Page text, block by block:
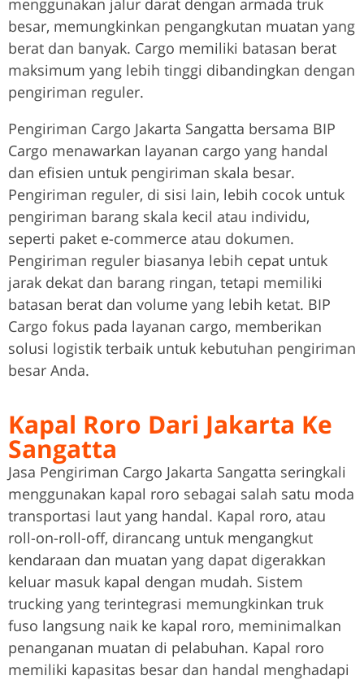
menggunakan jalur darat dengan armada truk
besar, memungkinkan pengangkutan muatan yang
berat dan banyak. Cargo memiliki batasan berat
maksimum yang lebih tinggi dibandingkan dengan
pengiriman reguler.
Pengiriman Cargo Jakarta Sangatta bersama BIP
Cargo menawarkan layanan cargo yang handal
dan efisien untuk pengiriman skala besar.
Pengiriman reguler, di sisi lain, lebih cocok untuk
pengiriman barang skala kecil atau individu,
seperti paket e-commerce atau dokumen.
Pengiriman reguler biasanya lebih cepat untuk
jarak dekat dan barang ringan, tetapi memiliki
batasan berat dan volume yang lebih ketat. BIP
Cargo fokus pada layanan cargo, memberikan
solusi logistik terbaik untuk kebutuhan pengiriman
besar Anda.
Kapal Roro Dari Jakarta Ke
Sangatta
Jasa Pengiriman Cargo Jakarta Sangatta seringkali
menggunakan kapal roro sebagai salah satu moda
transportasi laut yang handal. Kapal roro, atau
roll-on-roll-off, dirancang untuk mengangkut
kendaraan dan muatan yang dapat digerakkan
keluar masuk kapal dengan mudah. Sistem
trucking yang terintegrasi memungkinkan truk
fuso langsung naik ke kapal roro, meminimalkan
penanganan muatan di pelabuhan. Kapal roro
memiliki kapasitas besar dan handal menghadapi